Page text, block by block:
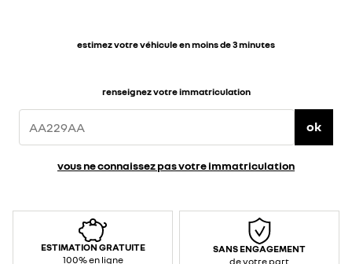
estimez votre véhicule en moins de 3 minutes
renseignez votre immatriculation
ok
vous ne connaissez pas votre immatriculation
ESTIMATION GRATUITE
100% en ligne
SANS ENGAGEMENT
de votre part